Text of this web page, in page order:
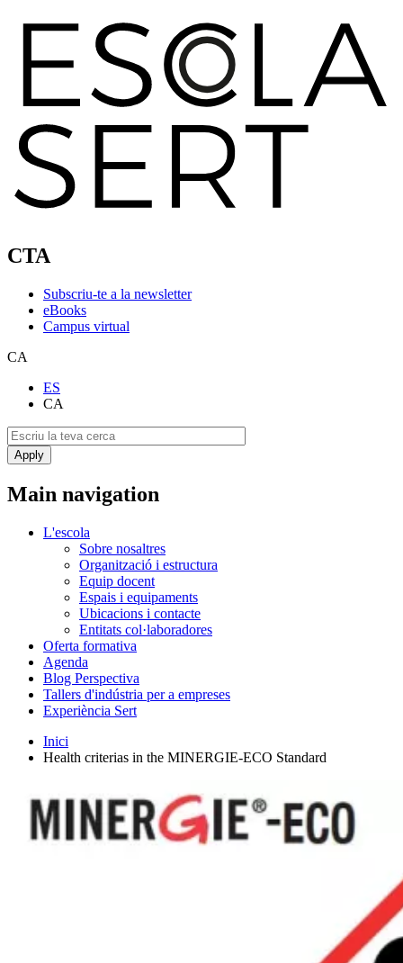
CTA
Subscriu-te a la newsletter
eBooks
Campus virtual
CA
ES
CA
Main navigation
L'escola
Sobre nosaltres
Organització i estructura
Equip docent
Espais i equipaments
Ubicacions i contacte
Entitats col·laboradores
Oferta formativa
Agenda
Blog Perspectiva
Tallers d'indústria per a empreses
Experiència Sert
Inici
Health criterias in the MINERGIE-ECO Standard